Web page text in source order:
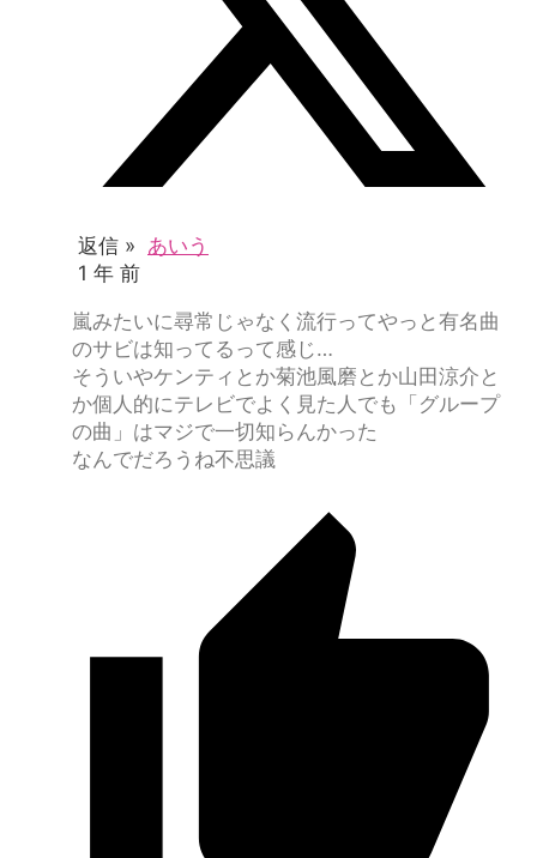
返信 » あいう
1 年 前
嵐みたいに尋常じゃなく流行ってやっと有名曲
のサビは知ってるって感じ…
そういやケンティとか菊池風磨とか山田涼介と
か個人的にテレビでよく見た人でも「グループ
の曲」はマジで一切知らんかった
なんでだろうね不思議